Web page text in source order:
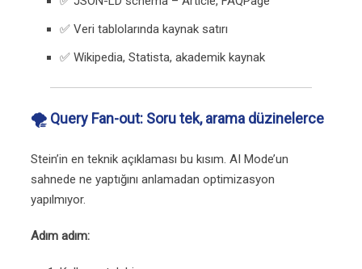
✅ Veri tablolarında kaynak satırı
✅ Wikipedia, Statista, akademik kaynak
🌪️ Query Fan-out: Soru tek, arama düzinelerce
Stein’in en teknik açıklaması bu kısım. AI Mode’un
sahnede ne yaptığını anlamadan optimizasyon
yapılmıyor.
Adım adım: